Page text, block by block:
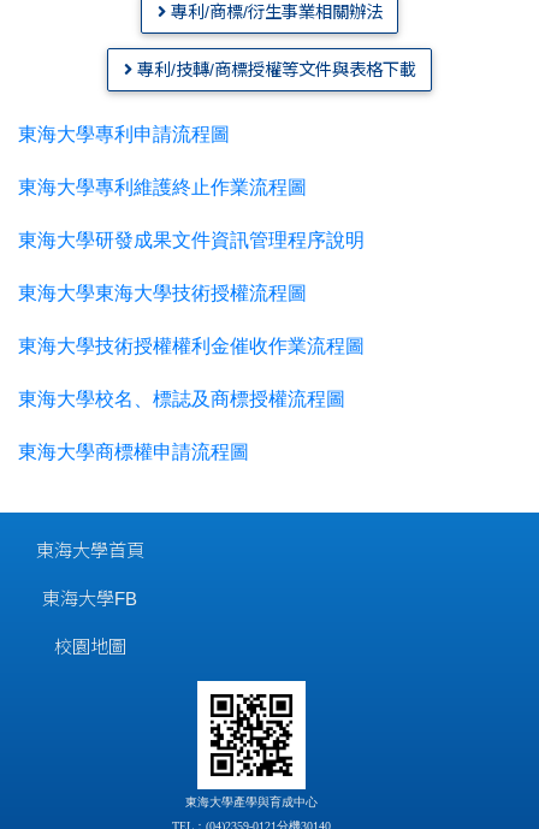
專利/商標/衍生事業相關辦法
專利/技轉/商標授權等文件與表格下載
東海大學專利申請流程圖
東海大學專利維護終止作業流程圖
東海大學研發成果文件資訊管理程序說明
東海大學東海大學技術授權流程圖
東海大學技術授權權利金催收作業流程圖
東海大學校名、標誌及商標授權流程圖
東海大學商標權申請流程圖
東海大學首頁
東海大學FB
校園地圖
東海大學產學與育成中心
TEL：(04)2359-0121分機30140